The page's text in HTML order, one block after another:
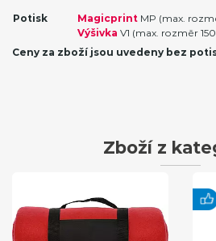
Potisk Magicprint MP (max.
Výšivka V1 (max. rozměr
Ceny za zboží jsou uvedeny bez
Zboží z